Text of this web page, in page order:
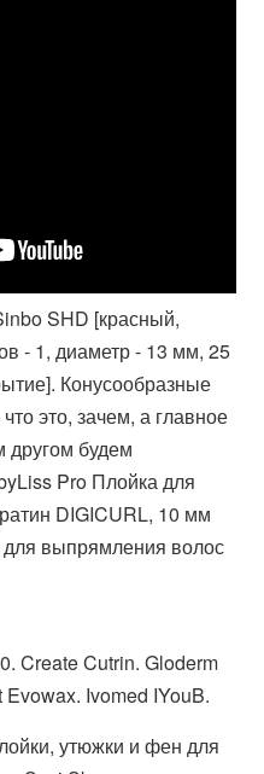
SHD [красный,
- 1, диаметр - 13 мм, 25
Конусообразные
это, зачем, а главное
другом будем
Pro Плойка для
DIGICURL, 10 мм
выпрямления волос
Create Cutrin. Gloderm
Ivomed IYouB.
утюжки и фен для